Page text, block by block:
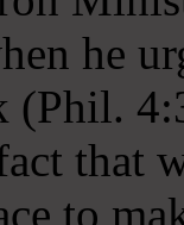
he
that
to